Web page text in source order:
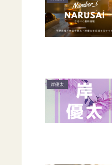
岸優太